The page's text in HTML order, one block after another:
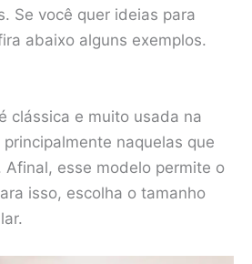
Se você quer ideias para
abaixo alguns exemplos.
clássica e muito usada na
naquelas que
Afinal, esse modelo permite o
isso, escolha o tamanho